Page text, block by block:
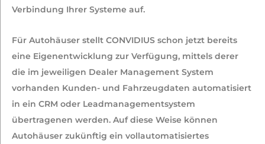
Verbindung Ihrer Systeme auf.
Für Autohäuser stellt CONVIDIUS schon jetzt bereits
eine Eigenentwicklung zur Verfügung, mittels derer
die im jeweiligen Dealer Management System
vorhanden Kunden- und Fahrzeugdaten automatisiert
in ein CRM oder Leadmanagementsystem
übertragenen werden. Auf diese Weise können
Autohäuser zukünftig ein vollautomatisiertes